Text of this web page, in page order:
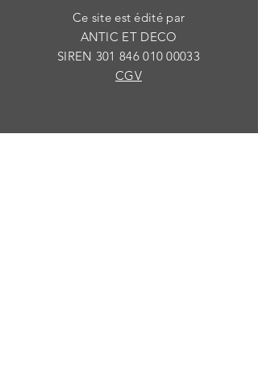
Ce site est édité par
ANTIC ET DECO
SIREN 301 846 010 00033
CGV